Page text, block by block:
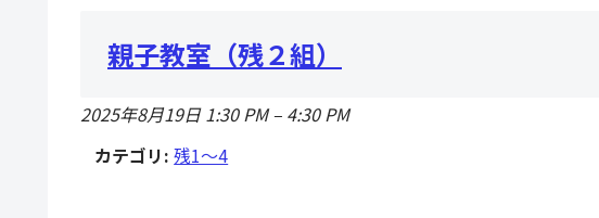
親子教室（残２組）
2025年8月19日 1:30 PM– 4:30 PM
カテゴリ: 残1〜4